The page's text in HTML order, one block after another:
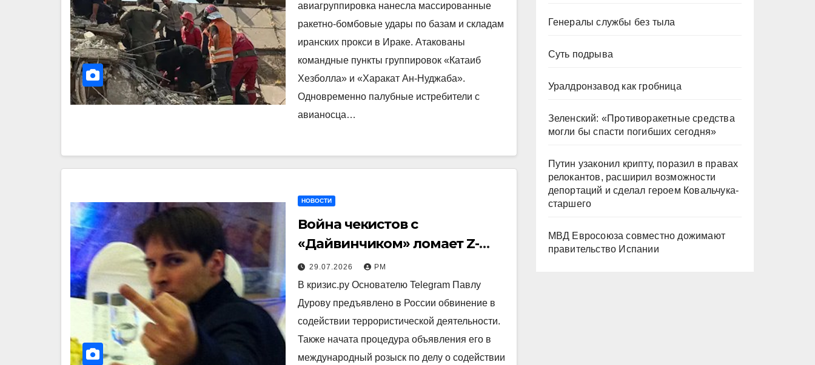
авиагруппировка нанесла массированные
ракетно-бомбовые удары по базам и складам
иранских прокси в Ираке. Атакованы
командные пункты группировок «Катаиб
Хезболла» и «Харакат Ан-Нуджаба».
Одновременно палубные истребители с
авианосца…
НОВОСТИ
Война чекистов с
«Дайвинчиком» ломает Z-
логистику
29.07.2026 РМ
В кризис.ру Основателю Telegram Павлу
Дурову предъявлено в России обвинение в
содействии террористической деятельности.
Также начата процедура объявления его в
международный розыск по делу о содействии
Генералы службы без тыла
Суть подрыва
Уралдронзавод как гробница
Зеленский: «Противоракетные средства
могли бы спасти погибших сегодня»
Путин узаконил крипту, поразил в правах
релокантов, расширил возможности
депортаций и сделал героем Ковальчука-
старшего
МВД Евросоюза совместно дожимают
правительство Испании